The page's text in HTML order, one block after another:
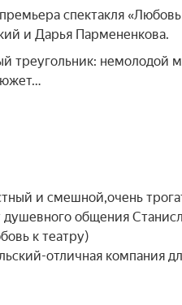
спектакля «Любовь
и Дарья Пармененкова.
треугольник:
и смешной,очень
общения
к театру)
отличная компания